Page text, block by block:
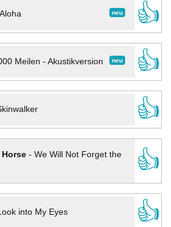
neu
Aloha
👍
neu
Meilen - Akustikversion
👍
👍
- We Will Not Forget the
👍
into My Eyes
👍